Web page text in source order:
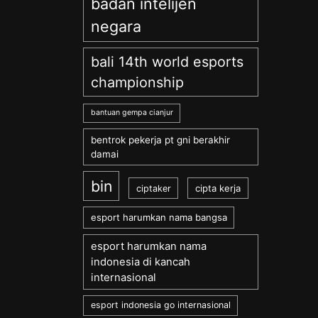
negara
bali 14th world esports
championship
bantuan gempa cianjur
bentrok pekerja pt gni berakhir
damai
bin ciptaker cipta kerja
esport harumkan nama bangsa
esport harumkan nama
indonesia di kancah
internasional
esport indonesia go internasional